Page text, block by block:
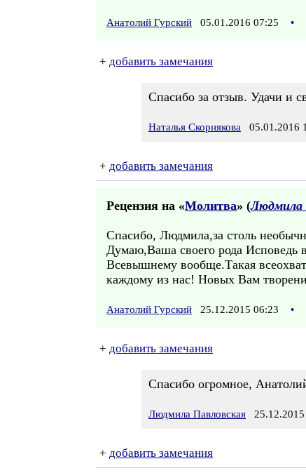
Анатолий Гурский 05.01.2016 07:25 •
+ добавить замечания
Спасибо за отзыв. Удачи и
Наталья Скорнякова 05.01.2016
+ добавить замечания
Рецензия на «Молитва» (Людмила
Спасибо, Людмила,за столь
Думаю,Ваша своего рода Исповедь
Всевышнему вообще.Такая
каждому из нас! Новых Вам
Анатолий Гурский 25.12.2015 06:23 •
+ добавить замечания
Спасибо огромное,
Людмила Павловская 25.12.2015
+ добавить замечания